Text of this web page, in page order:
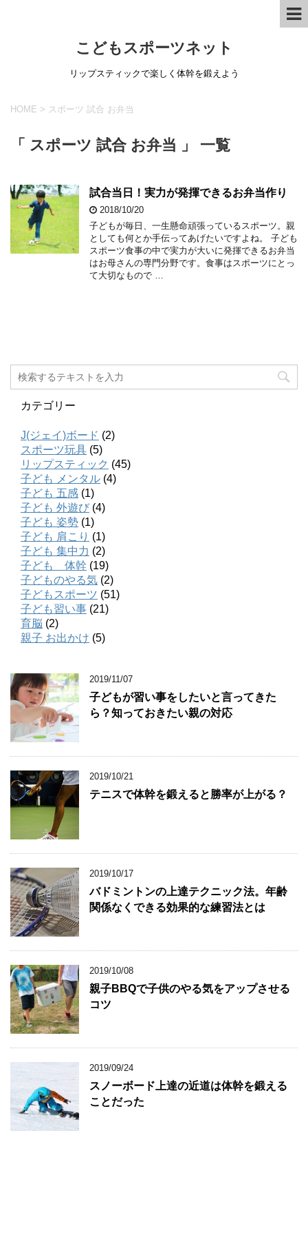
こどもスポーツネット
リップスティックで楽しく体幹を鍛えよう
HOME > スポーツ 試合 お弁当
「 スポーツ 試合 お弁当 」 一覧
試合当日！実力が発揮できるお弁当作り
2018/10/20
子どもが毎日、一生懸命頑張っているスポーツ。親
としても何とか手伝ってあげたいですよね。 子ども
スポーツ食事の中で実力が大いに発揮できるお弁当
はお母さんの専門分野です。食事はスポーツにとっ
て大切なもので …
カテゴリー
J(ジェイ)ボード (2)
スポーツ玩具 (5)
リップスティック (45)
子ども メンタル (4)
子ども 五感 (1)
子ども 外遊び (4)
子ども 姿勢 (1)
子ども 肩こり (1)
子ども 集中力 (2)
子ども 体幹 (19)
子どものやる気 (2)
子どもスポーツ (51)
子ども習い事 (21)
育脳 (2)
親子 お出かけ (5)
2019/11/07
子どもが習い事をしたいと言ってきた
ら？知っておきたい親の対応
2019/10/21
テニスで体幹を鍛えると勝率が上がる？
2019/10/17
バドミントンの上達テクニック法。年齢
関係なくできる効果的な練習法とは
2019/10/08
親子BBQで子供のやる気をアップさせる
コツ
2019/09/24
スノーボード上達の近道は体幹を鍛える
ことだった